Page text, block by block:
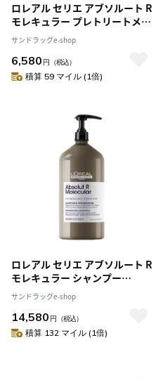
ロレアル セリエ アブソルート R
モレキュラー プレトリートメン
ト 190g [2個セット]
サンドラッグe-shop
6,580 円 （税込）
積算 59 マイル (1倍)
ロレアル セリエ アブソルート R
モレキュラー シャンプー
1500ml [2個セット]
サンドラッグe-shop
14,580 円 （税込）
積算 132 マイル (1倍)